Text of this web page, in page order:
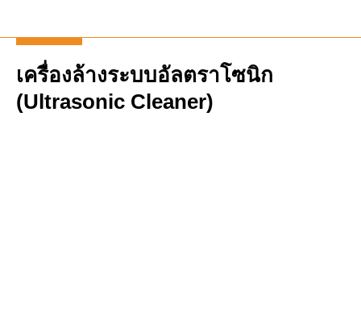
เครื่องล้างระบบอัลตราโซนิก
(Ultrasonic Cleaner)